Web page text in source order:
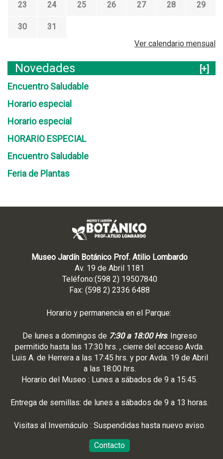
23 24 25 26 27 28 29
30
31
Ver calendario mensual
Novedades
[+]
Encuentro Saludable
Horario especial
Horario especial
HORARIO ESPECIAL
Encuentro Saludable
Feria de Plantas
Museo Jardín Botánico Prof. Atilio Lombardo
Av. 19 de Abril 1181
Teléfono:(598 2) 19507840
Fax: (598 2) 2336 6488
Horario y permanencia en el Parque:
De lunes a domingos de 7:30 a 18:00 Hrs. Ingreso
permitido hasta las 17:30 hrs. , cierre del acceso Avda.
Luis A. de Herrera a las 17:45 hrs. y por Avda. 19 de Abril
a las 18:00 hrs.
Horario del Museo : Lunes a sábados de 9 a 15:45.
Entrega de semillas: de lunes a sábados de 9 a 13 horas.
Visitas al Invernáculo : Suspendidas hasta nuevo aviso.
Contacto